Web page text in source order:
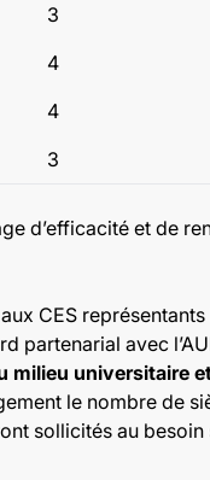
3
4
4
3
d’efficacité et de
CES
partenarial avec
milieu universitaire
le nombre de
sollicités au